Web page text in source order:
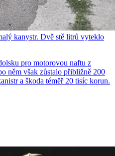
kanystr. Dvě stě litrů vyteklo
pro motorovou naftu z
něm však zůstalo přibližně 200
a škoda téměř 20 tisíc korun.